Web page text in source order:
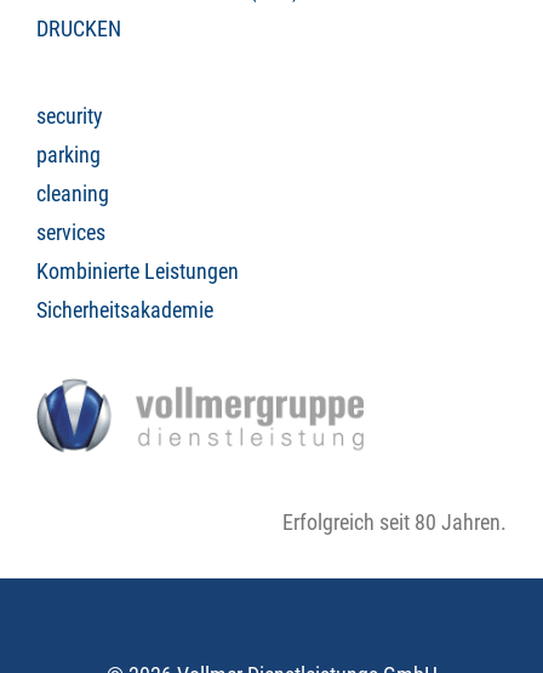
DRUCKEN
security
parking
cleaning
services
Kombinierte Leistungen
Sicherheitsakademie
Erfolgreich seit 80 Jahren.